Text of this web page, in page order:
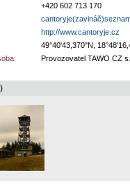
+420 602 713 170
http://www.cantoryje.cz
49°40'43,370"N,
Provozovatel TAWO CZ